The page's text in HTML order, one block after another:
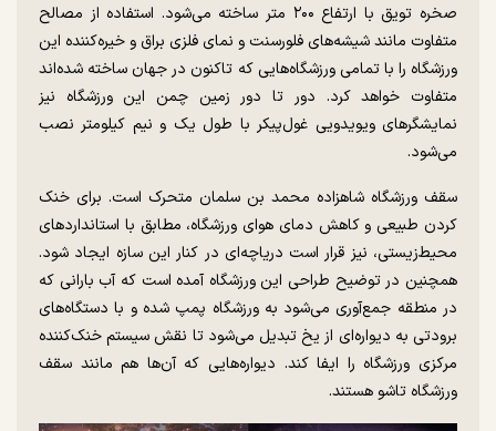
صخره تویق با ارتفاع ۲۰۰ متر ساخته می‌شود. استفاده ‏از مصالح
متفاوت مانند شیشه‌های فلورسنت و نمای فلزی براق و خیره‌کننده این
ورزشگاه ‏را با تمامی ورزشگاه‌هایی که تاکنون در جهان ساخته شده‌اند
متفاوت خواهد کرد. دور تا دور زمین چمن این ورزشگاه نیز
نمایشگرهای ‏ویویدویی غول‌پیکر با طول یک و نیم کیلومتر نصب
می‌شود.
سقف ورزشگاه شاهزاده محمد بن سلمان ‏متحرک است. برای خنک
کردن طبیعی و کاهش دمای هوای ورزشگاه، مطابق با استانداردهای
محیط‌زیستی، نیز قرار است دریاچه‌ای در کنار این سازه ایجاد شود.
همچنین در توضیح طراحی این ورزشگاه آمده است که آب ‏بارانی که
در منطقه جمع‌آوری می‌شود به ورزشگاه پمپ شده و با ‏دستگاه‌های
برودتی به دیواره‌ای از یخ تبدیل می‌شود تا ‏نقش سیستم خنک‌کننده
مرکزی ورزشگاه را ایفا کند. دیواره‌هایی که آن‌ها هم مانند سقف
ورزشگاه تاشو هستند.